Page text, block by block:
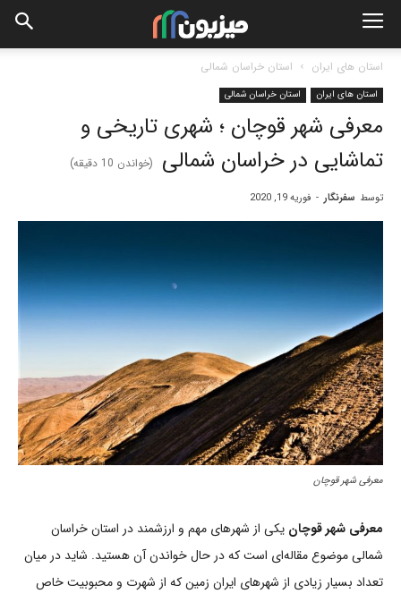
استان های ایران استان خراسان شمالی
استان های ایران استان خراسان شمالی
معرفی شهر قوچان ؛ شهری تاریخی و
تماشایی در خراسان شمالی
(خواندن 10 دقیقه)
توسط سفرنگار - فوریه 19, 2020
معرفی شهر قوچان
معرفی شهر قوچان یکی از شهرهای مهم و ارزشمند در استان خراسان
شمالی موضوع مقاله‌ای است که در حال خواندن آن هستید. شاید در میان
تعداد بسیار زیادی از شهرهای ایران زمین که از شهرت و محبوبیت خاص